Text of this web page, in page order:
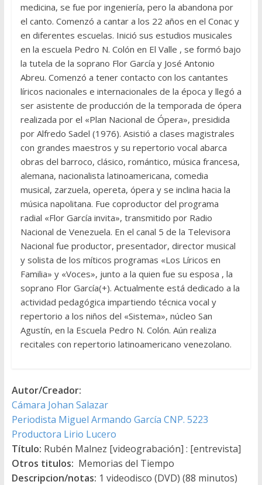
medicina, se fue por ingeniería, pero la abandona por
el canto. Comenzó a cantar a los 22 años en el Conac y
en diferentes escuelas. Inició sus estudios musicales
en la escuela Pedro N. Colón en El Valle , se formó bajo
la tutela de la soprano Flor García y José Antonio
Abreu. Comenzó a tener contacto con los cantantes
líricos nacionales e internacionales de la época y llegó a
ser asistente de producción de la temporada de ópera
realizada por el «Plan Nacional de Ópera», presidida
por Alfredo Sadel (1976). Asistió a clases magistrales
con grandes maestros y su repertorio vocal abarca
obras del barroco, clásico, romántico, música francesa,
alemana, nacionalista latinoamericana, comedia
musical, zarzuela, opereta, ópera y se inclina hacia la
música napolitana. Fue coproductor del programa
radial «Flor García invita», transmitido por Radio
Nacional de Venezuela. En el canal 5 de la Televisora
Nacional fue productor, presentador, director musical
y solista de los míticos programas «Los Líricos en
Familia» y «Voces», junto a la quien fue su esposa , la
soprano Flor García(+). Actualmente está dedicado a la
actividad pedagógica impartiendo técnica vocal y
repertorio a los niños del «Sistema», núcleo San
Agustín, en la Escuela Pedro N. Colón. Aún realiza
recitales con repertorio latinoamericano venezolano.
Autor/Creador:
Cámara Johan Salazar
Periodista Miguel Armando García CNP. 5223
Productora Lirio Lucero
Título: Rubén Malnez [videograbación] : [entrevista]
Otros titulos: Memorias del Tiempo
Descripcion/notas: 1 videodisco (DVD) (88 minutos)